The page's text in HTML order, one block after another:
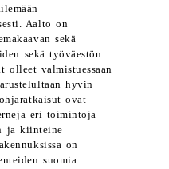
Aalto on
sekä
sekä työväestön
olleet valmistuessaan
hyvin
ovat
eri toimintoja
ja kiinteine
on
suomia